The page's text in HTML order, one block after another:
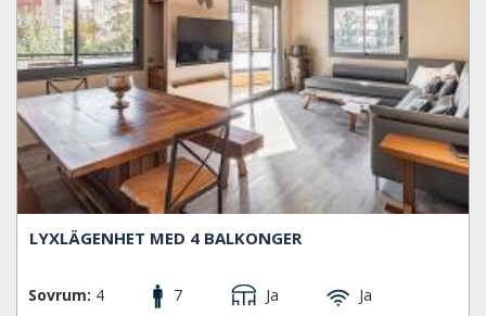
LYXLÄGENHET MED 4 BALKONGER
Sovrum: 4 7 Ja
Ja